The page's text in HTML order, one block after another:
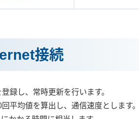
接続
録し、常時更新を行います。
平均値を算出し、通信速度とします。